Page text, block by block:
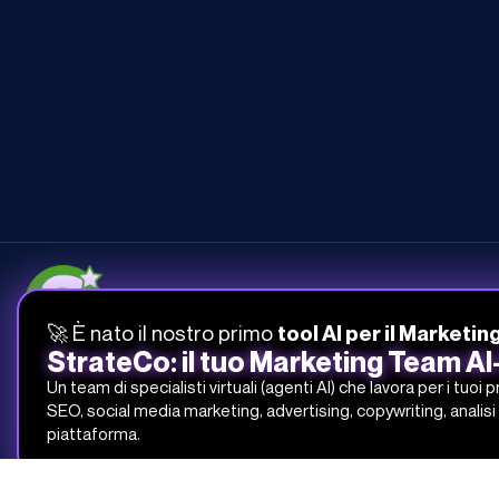
051-268-212
info@studiosamo.it
Via del Fonditore 12, 40138 Bologna
🚀 È nato il nostro primo tool AI per il
StrateCo: il tuo Marketing Team
Un team di specialisti virtuali (agenti AI) che lavora per i tuoi
SEO, social media marketing, advertising, copywriting,
piattaforma.